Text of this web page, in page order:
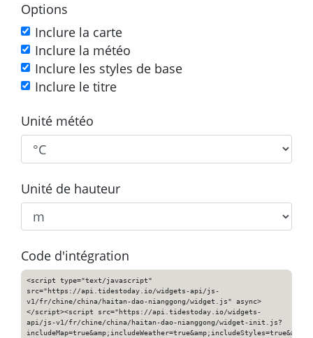
Options
Inclure la carte
Inclure la météo
Inclure les styles de base
Inclure le titre
Unité météo
Unité de hauteur
Code d'intégration
<script type="text/javascript"
src="https://api.tidestoday.io/widgets-api/js-
v1/fr/chine/china/haitan-dao-nianggong/widget.js" async>
</script><script src="https://api.tidestoday.io/widgets-
api/js-v1/fr/chine/china/haitan-dao-nianggong/widget-init.js?